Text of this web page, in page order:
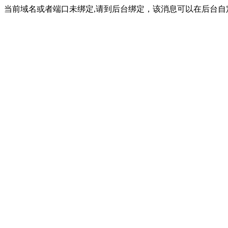
当前域名或者端口未绑定,请到后台绑定，该消息可以在后台自